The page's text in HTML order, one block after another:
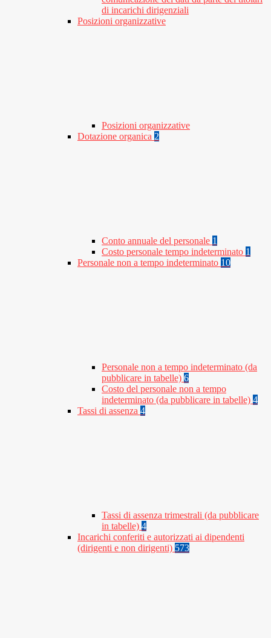
di incarichi dirigenziali
Posizioni organizzative
Posizioni organizzative
Dotazione organica 2
Conto annuale del personale 1
Costo personale tempo indeterminato 1
Personale non a tempo indeterminato 10
Personale non a tempo indeterminato (da
pubblicare in tabelle) 6
Costo del personale non a tempo
indeterminato (da pubblicare in tabelle) 4
Tassi di assenza 4
Tassi di assenza trimestrali (da pubblicare
in tabelle) 4
Incarichi conferiti e autorizzati ai dipendenti
(dirigenti e non dirigenti) 573